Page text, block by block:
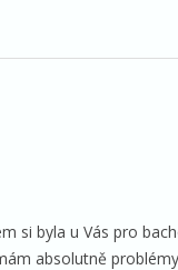
si byla u Vás pro
absolutně